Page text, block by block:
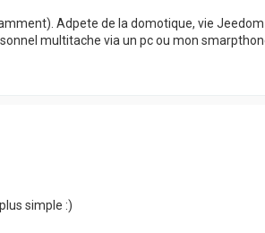
Adpete de la domotique, vie
multitache via un pc ou mon
simple :)